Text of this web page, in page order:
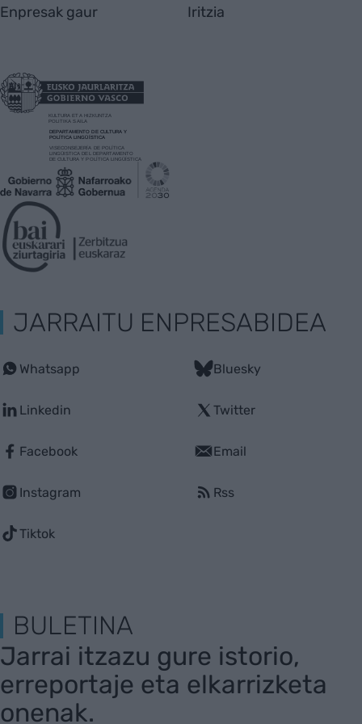
Enpresak gaur Iritzia
JARRAITU ENPRESABIDEA
Whatsapp
Linkedin
Facebook
Instagram
Tiktok
Bluesky
Twitter
Email
Rss
BULETINA
Jarrai itzazu gure istorio,
erreportaje eta elkarrizketa
onenak.